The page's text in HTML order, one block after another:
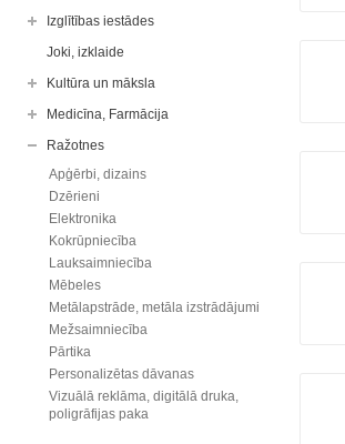
Izglītības iestādes
Joki, izklaide
Kultūra un māksla
Medicīna, Farmācija
Ražotnes
Apģērbi, dizains
Dzērieni
Elektronika
Kokrūpniecība
Lauksaimniecība
Mēbeles
Metālapstrāde, metāla izstrādājumi
Mežsaimniecība
Pārtika
Personalizētas dāvanas
Vizuālā reklāma, digitālā druka,
poligrāfijas paka